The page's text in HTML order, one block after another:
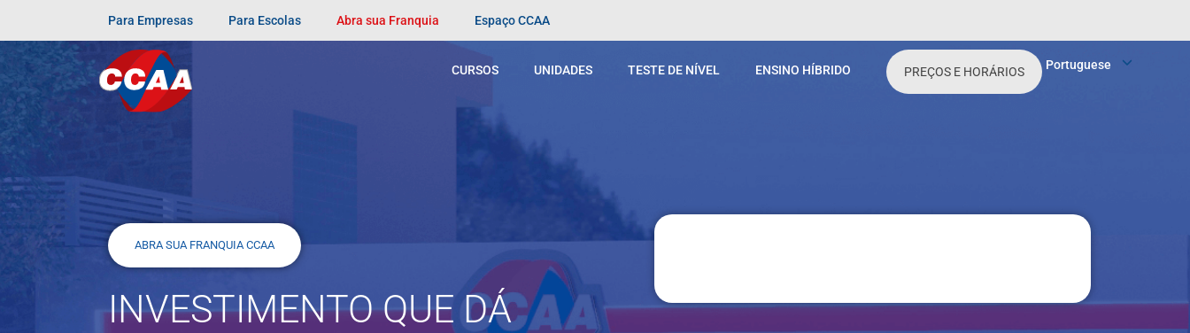
Para Empresas Para Escolas Abra sua Franquia Espaço CCAA
CURSOS UNIDADES TESTE DE NÍVEL ENSINO HÍBRIDO PREÇOS E HORÁRIOS Portuguese
ABRA SUA FRANQUIA CCAA
INVESTIMENTO QUE DÁ